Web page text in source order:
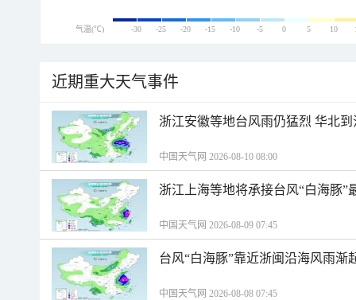
气温(℃) -30 -25 -20 -15 -10 -5 0 5 10
近期重大天气事件
浙江安徽等地台风雨仍猛烈 华北
中国天气网 2026-08-10 08:00
浙江上海等地将承接台风“白海豚”
中国天气网 2026-08-09 07:45
台风“白海豚”靠近浙闽沿海风雨渐
中国天气网 2026-08-08 07:45